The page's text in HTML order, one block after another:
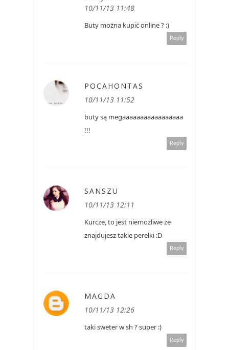
10/11/13 11:48
Buty można kupić online ? :)
Reply
POCAHONTAS
10/11/13 11:52
buty są megaaaaaaaaaaaaaaaaa
!!!
Reply
SANSZU
10/11/13 12:11
Kurcze, to jest niemożliwe że
znajdujesz takie perełki :D
Reply
MAGDA
10/11/13 12:26
taki sweter w sh ? super :)
Reply